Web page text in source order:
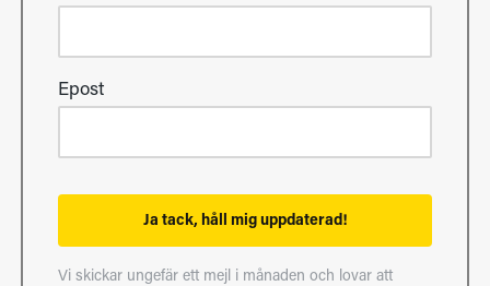
Epost
Ja tack, håll mig uppdaterad!
Vi skickar ungefär ett mejl i månaden och lovar att